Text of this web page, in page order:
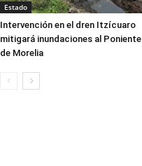
Estado
Intervención en el dren Itzícuaro
mitigará inundaciones al Poniente
de Morelia